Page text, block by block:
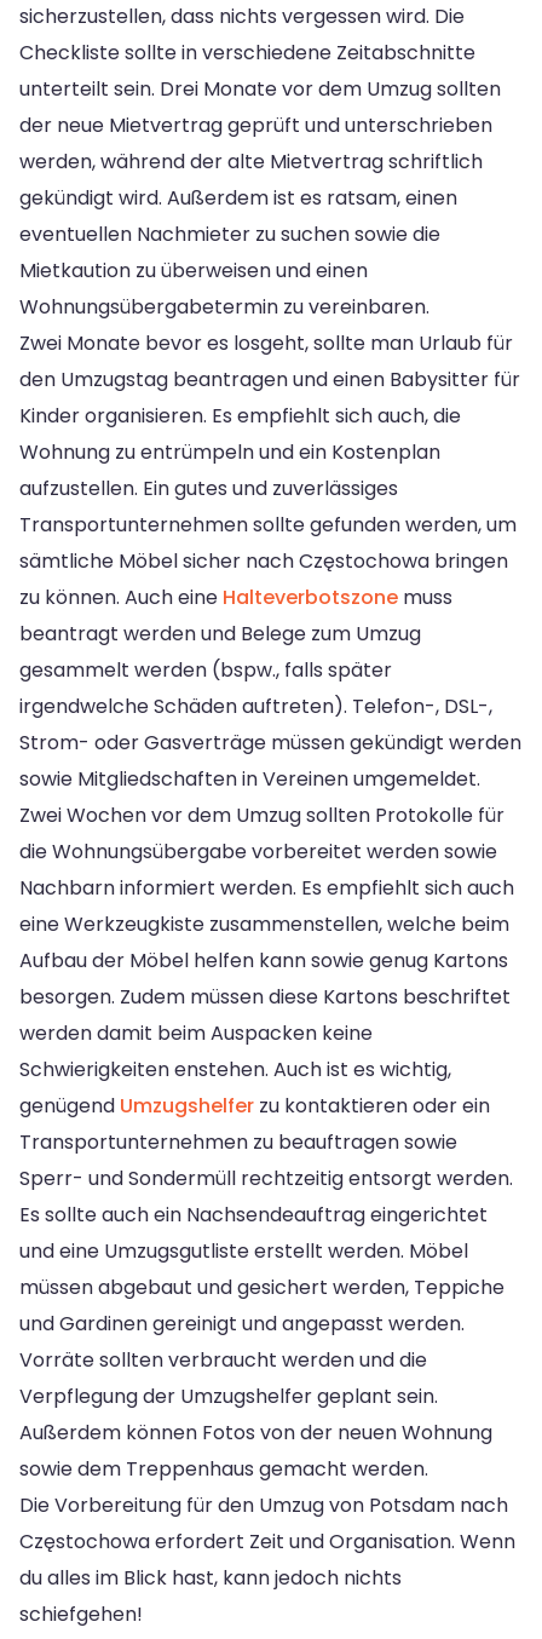
sicherzustellen, dass nichts vergessen wird. Die
Checkliste sollte in verschiedene Zeitabschnitte
unterteilt sein. Drei Monate vor dem Umzug sollten
der neue Mietvertrag geprüft und unterschrieben
werden, während der alte Mietvertrag schriftlich
gekündigt wird. Außerdem ist es ratsam, einen
eventuellen Nachmieter zu suchen sowie die
Mietkaution zu überweisen und einen
Wohnungsübergabetermin zu vereinbaren.
Zwei Monate bevor es losgeht, sollte man Urlaub für
den Umzugstag beantragen und einen Babysitter für
Kinder organisieren. Es empfiehlt sich auch, die
Wohnung zu entrümpeln und ein Kostenplan
aufzustellen. Ein gutes und zuverlässiges
Transportunternehmen sollte gefunden werden, um
sämtliche Möbel sicher nach Częstochowa bringen
zu können. Auch eine Halteverbotszone muss
beantragt werden und Belege zum Umzug
gesammelt werden (bspw., falls später
irgendwelche Schäden auftreten). Telefon-, DSL-,
Strom- oder Gasverträge müssen gekündigt werden
sowie Mitgliedschaften in Vereinen umgemeldet.
Zwei Wochen vor dem Umzug sollten Protokolle für
die Wohnungsübergabe vorbereitet werden sowie
Nachbarn informiert werden. Es empfiehlt sich auch
eine Werkzeugkiste zusammenstellen, welche beim
Aufbau der Möbel helfen kann sowie genug Kartons
besorgen. Zudem müssen diese Kartons beschriftet
werden damit beim Auspacken keine
Schwierigkeiten enstehen. Auch ist es wichtig,
genügend Umzugshelfer zu kontaktieren oder ein
Transportunternehmen zu beauftragen sowie
Sperr- und Sondermüll rechtzeitig entsorgt werden.
Es sollte auch ein Nachsendeauftrag eingerichtet
und eine Umzugsgutliste erstellt werden. Möbel
müssen abgebaut und gesichert werden, Teppiche
und Gardinen gereinigt und angepasst werden.
Vorräte sollten verbraucht werden und die
Verpflegung der Umzugshelfer geplant sein.
Außerdem können Fotos von der neuen Wohnung
sowie dem Treppenhaus gemacht werden.
Die Vorbereitung für den Umzug von Potsdam nach
Częstochowa erfordert Zeit und Organisation. Wenn
du alles im Blick hast, kann jedoch nichts
schiefgehen!